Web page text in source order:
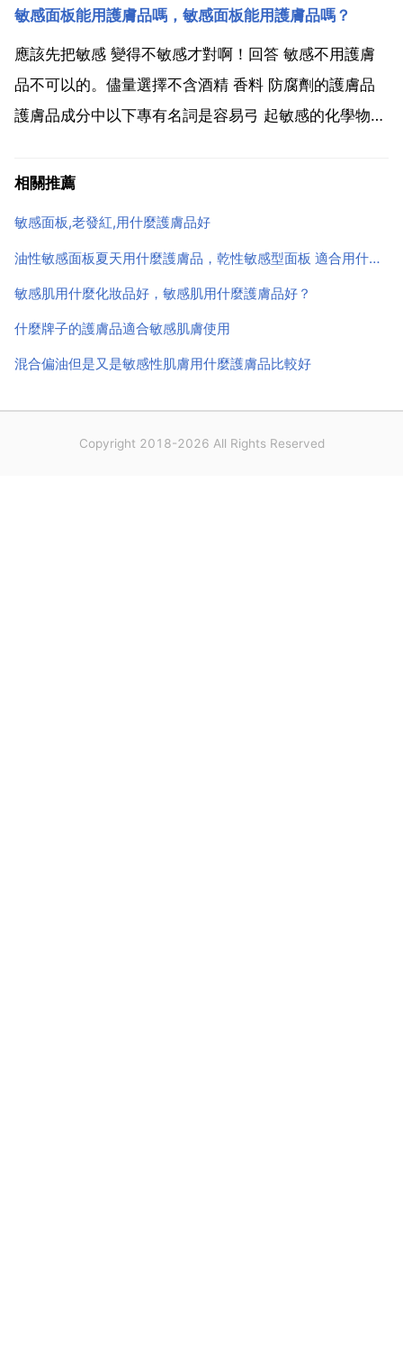
感肌膚最好選用一些溫和的無泡沫的潔面產品，這樣就
不會對 造成刺激。2 在選用水 面霜等護膚品方面，一...
敏感面板能用護膚品嗎，敏感面板能用護膚品嗎？
應該先把敏感 變得不敏感才對啊！回答 敏感不用護膚
品不可以的。儘量選擇不含酒精 香料 防腐劑的護膚品
護膚品成分中以下專有名詞是容易弓 起敏感的化學物質
防腐劑 fragrance 香料 因為酒精在蒸發過程中會...
相關推薦
敏感面板,老發紅,用什麼護膚品好
油性敏感面板夏天用什麼護膚品，乾性敏感型面板 適合用什麼護膚品？
敏感肌用什麼化妝品好，敏感肌用什麼護膚品好？
什麼牌子的護膚品適合敏感肌膚使用
混合偏油但是又是敏感性肌膚用什麼護膚品比較好
Copyright 2018-2026 All Rights Reserved